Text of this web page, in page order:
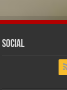
Social